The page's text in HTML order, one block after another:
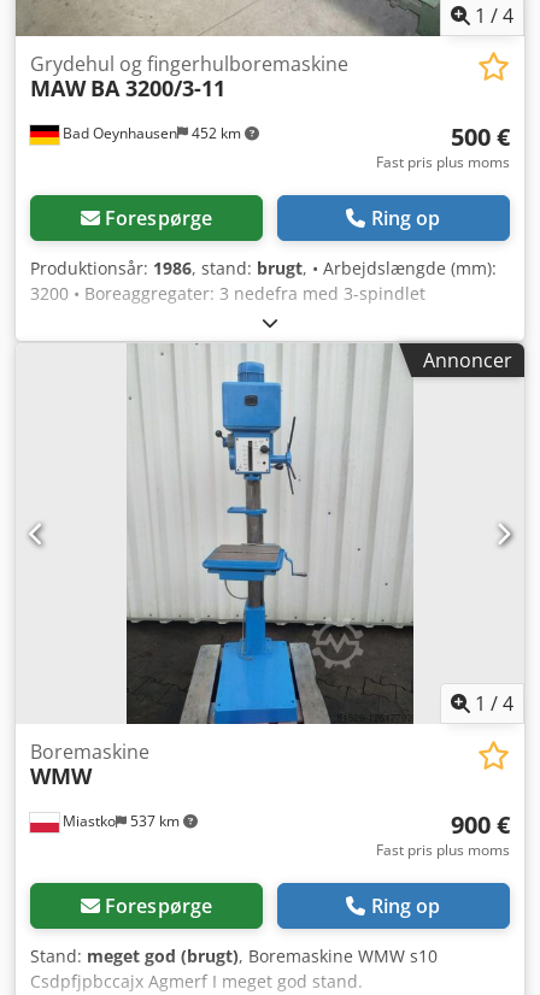
1 /4
Bad Oeynhausen 452 km
Grydehul og fingerhulboremaskine
MAW BA 3200/3-11
500 €
Fast pris plus moms
Forespørge Ring op
Produktionsår: 1986, stand: brugt, • Arbejdslængde (mm):
3200 • Boreaggregater: 3 nedefra med 3-spindlet
borehoved • Nedholder: 2 fra oven • Trykcylinder: 1 fra
siden Codpfo Drmxex Agmorf • Styring: Siemens af nyere
Annoncer
1 /4
Miastko 537 km
Boremaskine
WMW
900 €
Fast pris plus moms
Forespørge Ring op
Stand: meget god (brugt), Boremaskine WMW s10
Csdpfjpbccajx Agmerf I meget god stand.